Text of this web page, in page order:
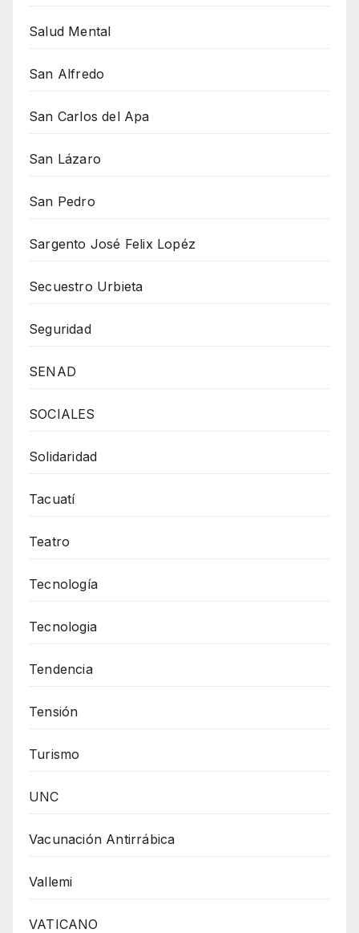
Salud Mental
San Alfredo
San Carlos del Apa
San Lázaro
San Pedro
Sargento José Felix Lopéz
Secuestro Urbieta
Seguridad
SENAD
SOCIALES
Solidaridad
Tacuatí
Teatro
Tecnología
Tecnologia
Tendencia
Tensión
Turismo
UNC
Vacunación Antirrábica
Vallemi
VATICANO